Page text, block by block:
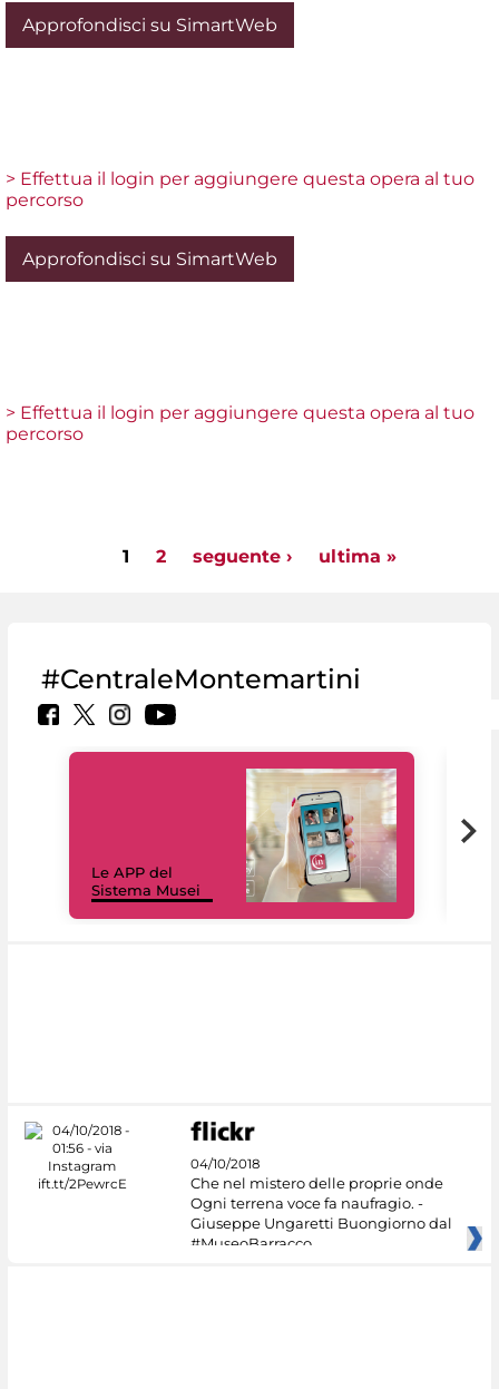
Approfondisci su SimartWeb
> Effettua il login per aggiungere questa opera al tuo
percorso
Approfondisci su SimartWeb
> Effettua il login per aggiungere questa opera al tuo
percorso
1 2 seguente › ultima »
#CentraleMontemartini
Le APP del
Sistema Musei
04/10/2018
Che nel mistero delle proprie onde
Ogni terrena voce fa naufragio. -
Giuseppe Ungaretti Buongiorno dal
#MuseoBarracco